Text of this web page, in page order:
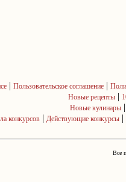
| Пользовательское соглашение|
Новые рецепты |
Новые кулинары
конкурсов | Действующие конкурсы |
Все